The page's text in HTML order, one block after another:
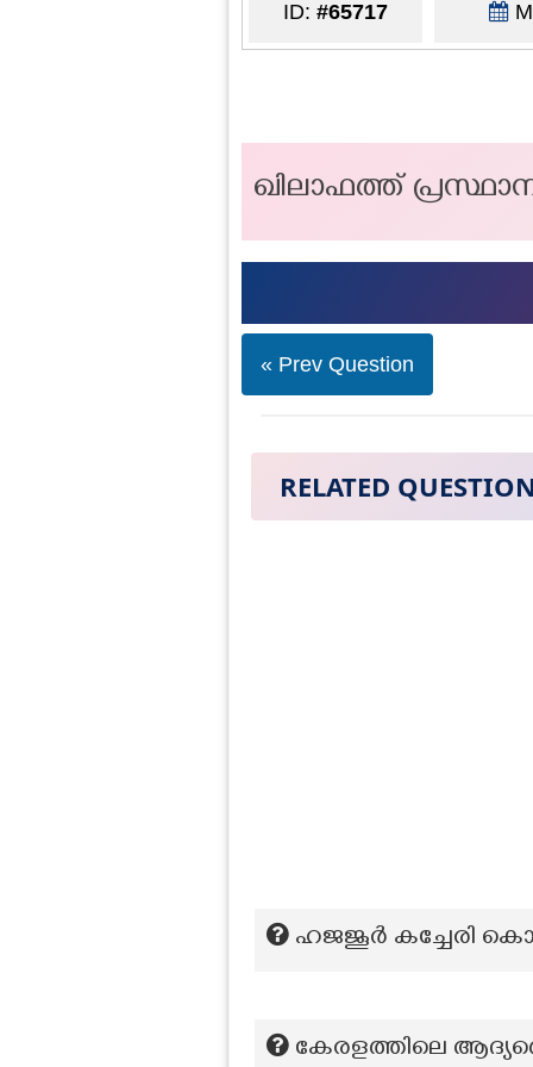
ID: #65717
ഖിലാഫത്ത്
« Prev Question
RELATED
ഹജജൂർ കച്ചേരി
കേരളത്തിലെ